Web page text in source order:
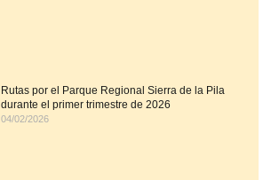
Rutas por el Parque Regional Sierra de la Pila
durante el primer trimestre de 2026
04/02/2026